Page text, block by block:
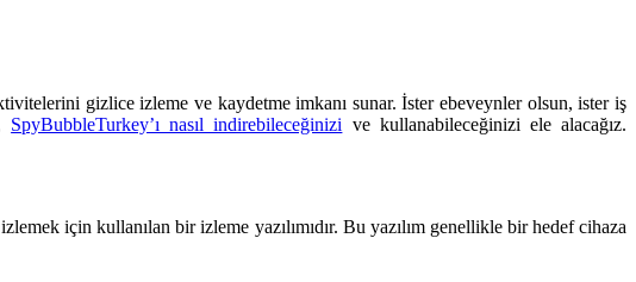
gizlice izleme ve kaydetme imkanı sunar. İster ebeveynler olsun, ister iş
SpyBubbleTurkey’ı nasıl indirebileceğinizi ve kullanabileceğinizi ele alacağız.
için kullanılan bir izleme yazılımıdır. Bu yazılım genellikle bir hedef cihaza